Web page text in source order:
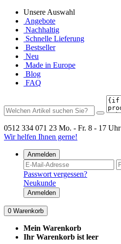
Unsere Auswahl
Angebote
Nachhaltig
Schnelle Lieferung
Bestseller
Neu
Made in Europe
Blog
FAQ
0512 334 071 23 Mo. - Fr. 8 - 17 Uhr
Wir helfen Ihnen gerne!
Anmelden
Passwort vergessen?
Neukunde
Anmelden
0 Warenkorb
Mein Warenkorb
Ihr Warenkorb ist leer